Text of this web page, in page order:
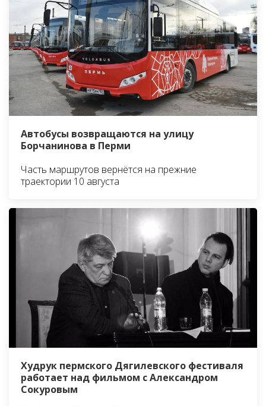
Автобусы возвращаются на улицу
Борчанинова в Перми
Часть маршрутов вернётся на прежние
траектории 10 августа
Худрук пермского Дягилевского фестиваля
работает над фильмом с Александром
Сокуровым